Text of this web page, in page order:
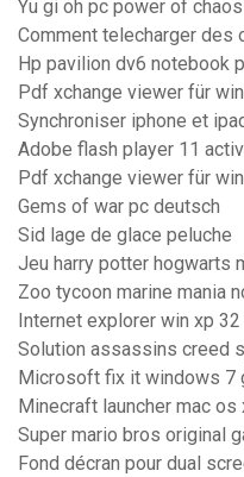
Yu gi oh pc power of
Comment telecharger des
Hp pavilion dv6 notebook
Pdf xchange viewer für
Synchroniser iphone et
Adobe flash player 11
Pdf xchange viewer für
Gems of war pc deutsch
Sid lage de glace peluche
Jeu harry potter hogwarts
Zoo tycoon marine mania
Internet explorer win xp
Solution assassins creed
Microsoft fix it windows 7
Minecraft launcher mac os
Super mario bros original
Fond décran pour dual